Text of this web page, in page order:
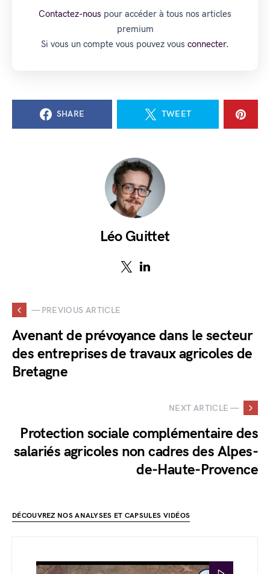
Contactez-nous pour accéder à tous nos articles
premium
Si vous un compte vous pouvez vous connecter.
SHARE TWEET
Léo Guittet
— PREVIOUS ARTICLE
Avenant de prévoyance dans le secteur
des entreprises de travaux agricoles de
Bretagne
NEXT ARTICLE —
Protection sociale complémentaire des
salariés agricoles non cadres des Alpes-
de-Haute-Provence
DÉCOUVREZ NOS ANALYSES ET CAPSULES VIDÉOS